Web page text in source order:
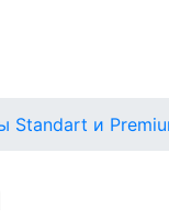
Standart и